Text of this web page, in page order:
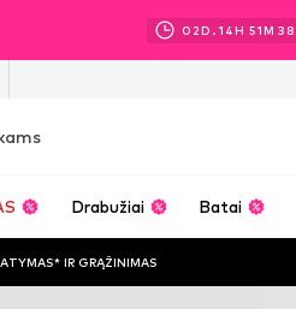
02D.14H 51M 36
Drabužiai Batai
IR GRĄŽINIMAS